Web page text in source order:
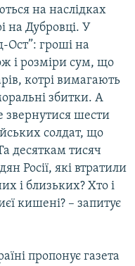
на наслідках
на Дубровці. У
Ост”: гроші на
і розміри сум, що
котрі вимагають
збитки. А
звернутися шести
солдат, що
десяткам тисяч
Росії, які втратили
і близьких? Хто і
кишені? – запитує
пропонує газета